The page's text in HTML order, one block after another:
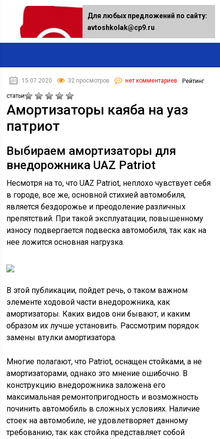
15.07.2020 32 просмотров нет комментариев Рейтинг
статьи
Амортизаторы каяба на уаз
патриот
Выбираем амортизаторы для
внедорожника UAZ Patriot
Несмотря на то, что UAZ Patriot, неплохо чувствует себя
в городе, все же, основной стихией автомобиля,
является бездорожье и преодоление различных
препятствий. При такой эксплуатации, повышенному
износу подвергается подвеска автомобиля, так как на
нее ложится основная нагрузка.
В этой публикации, пойдет речь, о таком важном
элементе ходовой части внедорожника, как
амортизаторы. Каких видов они бывают, и каким
образом их лучше установить. Рассмотрим порядок
замены втулки амортизатора.
Многие полагают, что Patriot, оснащен стойками, а не
амортизаторами, однако это мнение ошибочно. В
конструкцию внедорожника заложена его
максимальная ремонтопригодность и возможность
починить автомобиль в сложных условиях. Наличие
стоек на автомобиле, не удовлетворяет данному
требованию, так как стойка представляет собой
Для любых предложений по сайту:
avtoshkolak@cp9.ru